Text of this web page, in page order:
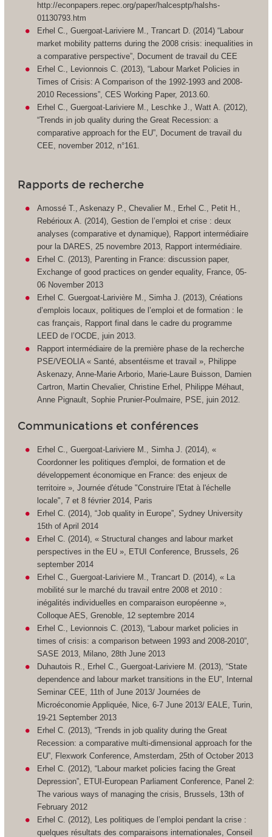
http://econpapers.repec.org/paper/halcesptp/halshs-
01130793.htm
Erhel C., Guergoat-Lariviere M., Trancart D. (2014) “Labour
market mobility patterns during the 2008 crisis: inequalities in
a comparative perspective”, Document de travail du CEE
Erhel C., Levionnois C. (2013), “Labour Market Policies in
Times of Crisis: A Comparison of the 1992-1993 and 2008-
2010 Recessions”, CES Working Paper, 2013.60.
Erhel C., Guergoat-Lariviere M., Leschke J., Watt A. (2012),
“Trends in job quality during the Great Recession: a
comparative approach for the EU”, Document de travail du
CEE, november 2012, n°161.
Rapports de recherche
Amossé T., Askenazy P., Chevalier M., Erhel C., Petit H.,
Rebérioux A. (2014), Gestion de l’emploi et crise : deux
analyses (comparative et dynamique), Rapport intermédiaire
pour la DARES, 25 novembre 2013, Rapport intermédiaire.
Erhel C. (2013), Parenting in France: discussion paper,
Exchange of good practices on gender equality, France, 05-
06 November 2013
Erhel C. Guergoat-Larivière M., Simha J. (2013), Créations
d’emplois locaux, politiques de l’emploi et de formation : le
cas français, Rapport final dans le cadre du programme
LEED de l’OCDE, juin 2013.
Rapport intermédiaire de la première phase de la recherche
PSE/VEOLIA « Santé, absentéisme et travail », Philippe
Askenazy, Anne-Marie Arborio, Marie-Laure Buisson, Damien
Cartron, Martin Chevalier, Christine Erhel, Philippe Méhaut,
Anne Pignault, Sophie Prunier-Poulmaire, PSE, juin 2012.
Communications et conférences
Erhel C., Guergoat-Lariviere M., Simha J. (2014), «
Coordonner les politiques d'emploi, de formation et de
développement économique en France: des enjeux de
territoire », Journée d'étude "Construire l'Etat à l'échelle
locale", 7 et 8 février 2014, Paris
Erhel C. (2014), “Job quality in Europe”, Sydney University
15th of April 2014
Erhel C. (2014), « Structural changes and labour market
perspectives in the EU », ETUI Conference, Brussels, 26
september 2014
Erhel C., Guergoat-Lariviere M., Trancart D. (2014), « La
mobilité sur le marché du travail entre 2008 et 2010 :
inégalités individuelles en comparaison européenne »,
Colloque AES, Grenoble, 12 septembre 2014
Erhel C., Levionnois C. (2013), “Labour market policies in
times of crisis: a comparison between 1993 and 2008-2010”,
SASE 2013, Milano, 28th June 2013
Duhautois R., Erhel C., Guergoat-Lariviere M. (2013), “State
dependence and labour market transitions in the EU”, Internal
Seminar CEE, 11th of June 2013/ Journées de
Microéconomie Appliquée, Nice, 6-7 June 2013/ EALE, Turin,
19-21 September 2013
Erhel C. (2013), “Trends in job quality during the Great
Recession: a comparative multi-dimensional approach for the
EU”, Flexwork Conference, Amsterdam, 25th of October 2013
Erhel C. (2012), “Labour market policies facing the Great
Depression”, ETUI-European Parliament Conference, Panel 2:
The various ways of managing the crisis, Brussels, 13th of
February 2012
Erhel C. (2012), Les politiques de l’emploi pendant la crise :
quelques résultats des comparaisons internationales, Conseil